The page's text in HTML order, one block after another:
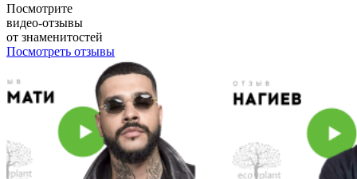
Посмотрите
видео-отзывы
от знаменитостей
Посмотреть отзывы